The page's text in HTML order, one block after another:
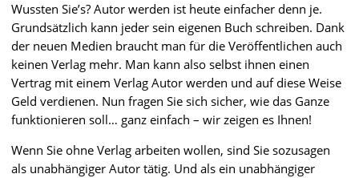
Wussten Sie’s? Autor werden ist heute einfacher denn je.
Grundsätzlich kann jeder sein eigenen Buch schreiben. Dank
der neuen Medien braucht man für die Veröffentlichen auch
keinen Verlag mehr. Man kann also selbst ihnen einen
Vertrag mit einem Verlag Autor werden und auf diese Weise
Geld verdienen. Nun fragen Sie sich sicher, wie das Ganze
funktionieren soll… ganz einfach – wir zeigen es Ihnen!
Wenn Sie ohne Verlag arbeiten wollen, sind Sie sozusagen
als unabhängiger Autor tätig. Und als ein unabhängiger